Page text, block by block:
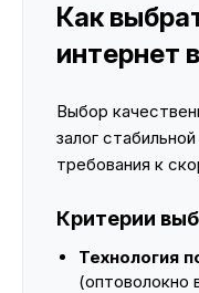
Как
интернет
Выбор
залог
требования к
Критерии
Технология
(оптоволокно